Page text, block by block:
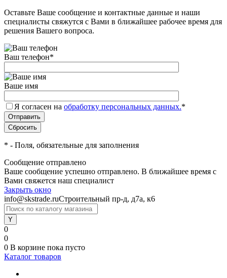
Оставьте Ваше сообщение и контактные данные и наши
специалисты свяжутся с Вами в ближайшее рабочее время для
решения Вашего вопроса.
Ваш телефон*
Ваше имя
Я согласен на обработку персональных данных.*
* - Поля, обязательные для заполнения
Сообщение отправлено
Ваше сообщение успешно отправлено. В ближайшее время с
Вами свяжется наш специалист
Закрыть окно
info@skstrade.ruСтроительный пр-д, д7а, к6
0
0
0 В корзине пока пусто
Каталог товаров